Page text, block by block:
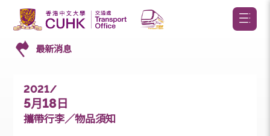
最新消息
2021/
5月18日